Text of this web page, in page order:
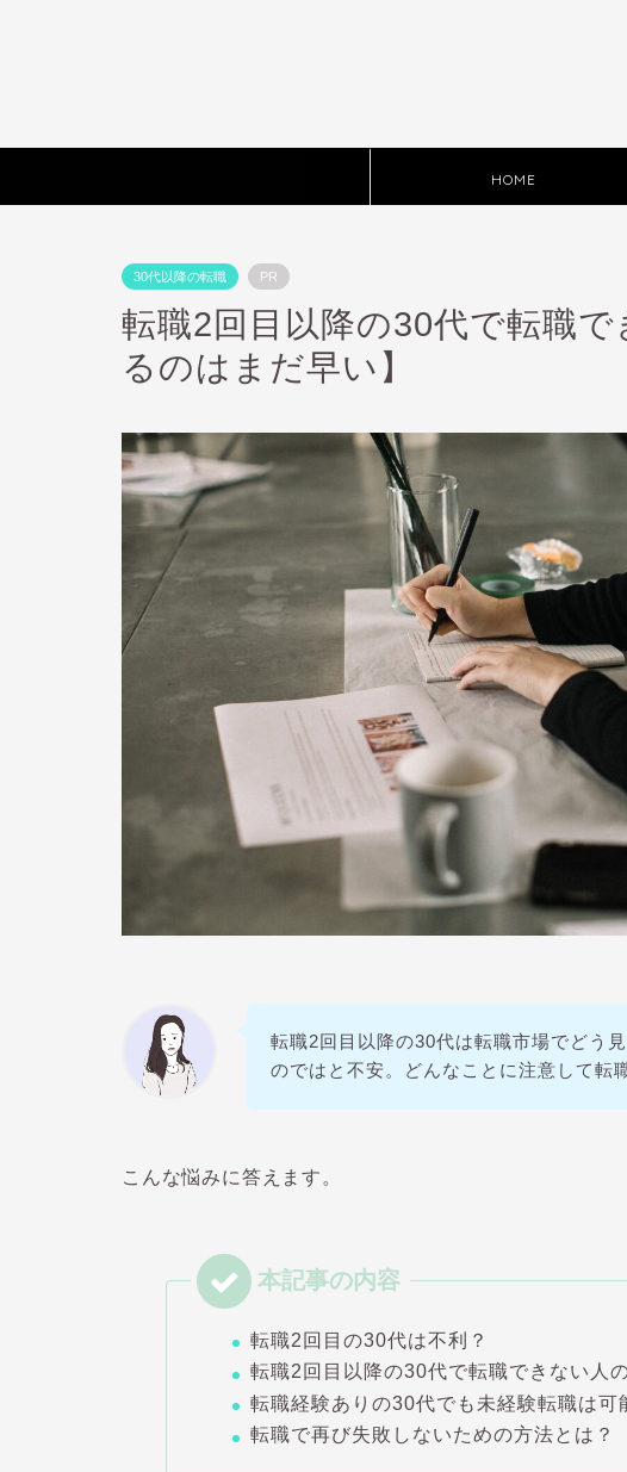
HOME
30代以降の転職 PR
転職2回目以降の30代で転職
るのはまだ早い】
転職2回目以降の30代は転職市場でどう
のではと不安。どんなことに注意して転
こんな悩みに答えます。
転職2回目の30代は不利？
転職2回目以降の30代で転職できない人
転職経験ありの30代でも未経験転職は可
転職で再び失敗しないための方法とは？